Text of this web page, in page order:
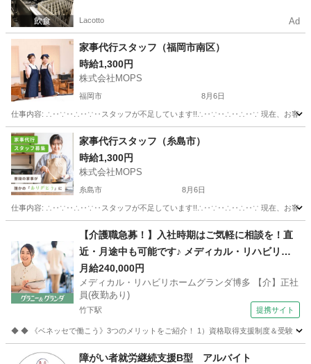
Lacotto Ad
家事代行スタッフ（福岡市南区）
時給1,300円
株式会社MOPS
福岡市 8月6日
仕事内容: ∴‥∵‥∴‥∵‥スタッフが不足しています!!∴‥∵‥∴‥∴‥∵ 現在、お客様から多
福岡 福岡市 ホームヘルパー スタッフ
家事代行スタッフ（糸島市）
時給1,300円
株式会社MOPS
糸島市 8月6日
仕事内容: ∴‥∵‥∴‥∵‥スタッフが不足しています!!∴‥∵‥∴‥∴‥∵ 現在、お客様から多
ホームヘルパー スタッフ
【介護職急募！】入社時期はご気軽に相談を！直
近・月途中も可能です♪ メディカル・リハビリホ
ームグランダ博多 【介】正社員(夜勤あり) 老人介
護施設スタッフ
月給240,000円
メディカル・リハビリホームグランダ博多 【介】正社
員(夜勤あり)
竹下駅 提携サイト
◆ ◆ 《ベネッセで働こう》3つのメリットをご紹介！ 1）資格取得支援制度＆受験・
福岡市 竹下駅 介護
障がい者就労継続支援B型 アルバイト